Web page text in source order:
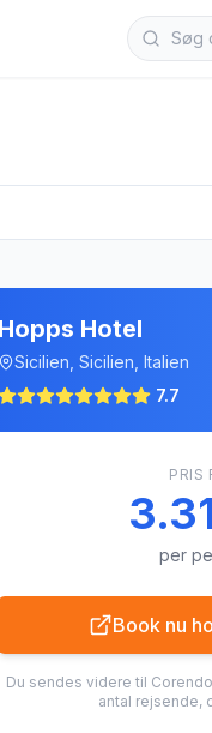
Hopps Hotel
Sicilien, Sicilien, Italien
7.7
PRIS
per
Book nu
Du sendes videre til
antal rejsende,